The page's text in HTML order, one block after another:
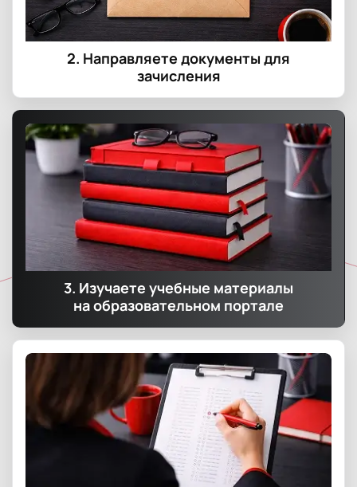
2. Направляете документы для
зачисления
3. Изучаете учебные материалы
на образовательном портале